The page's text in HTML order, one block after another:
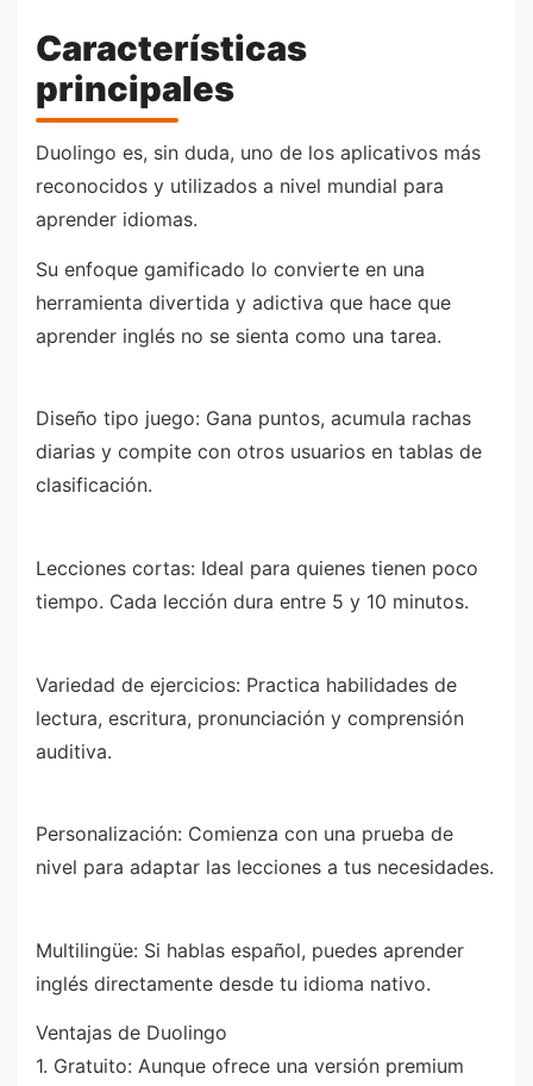
Características
principales
Duolingo es, sin duda, uno de los aplicativos más
reconocidos y utilizados a nivel mundial para
aprender idiomas.
Su enfoque gamificado lo convierte en una
herramienta divertida y adictiva que hace que
aprender inglés no se sienta como una tarea.
Diseño tipo juego: Gana puntos, acumula rachas
diarias y compite con otros usuarios en tablas de
clasificación.
Lecciones cortas: Ideal para quienes tienen poco
tiempo. Cada lección dura entre 5 y 10 minutos.
Variedad de ejercicios: Practica habilidades de
lectura, escritura, pronunciación y comprensión
auditiva.
Personalización: Comienza con una prueba de
nivel para adaptar las lecciones a tus necesidades.
Multilingüe: Si hablas español, puedes aprender
inglés directamente desde tu idioma nativo.
Ventajas de Duolingo
1. Gratuito: Aunque ofrece una versión premium